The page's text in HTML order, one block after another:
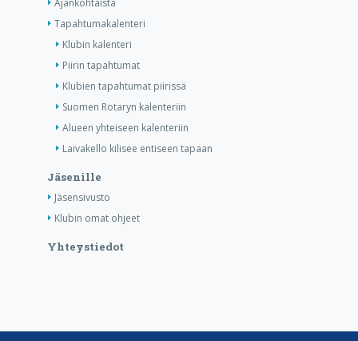
Ajankohtaista
Tapahtumakalenteri
Klubin kalenteri
Piirin tapahtumat
Klubien tapahtumat piirissä
Suomen Rotaryn kalenteriin
Alueen yhteiseen kalenteriin
Laivakello kilisee entiseen tapaan
Jäsenille
Jäsensivusto
Klubin omat ohjeet
Yhteystiedot